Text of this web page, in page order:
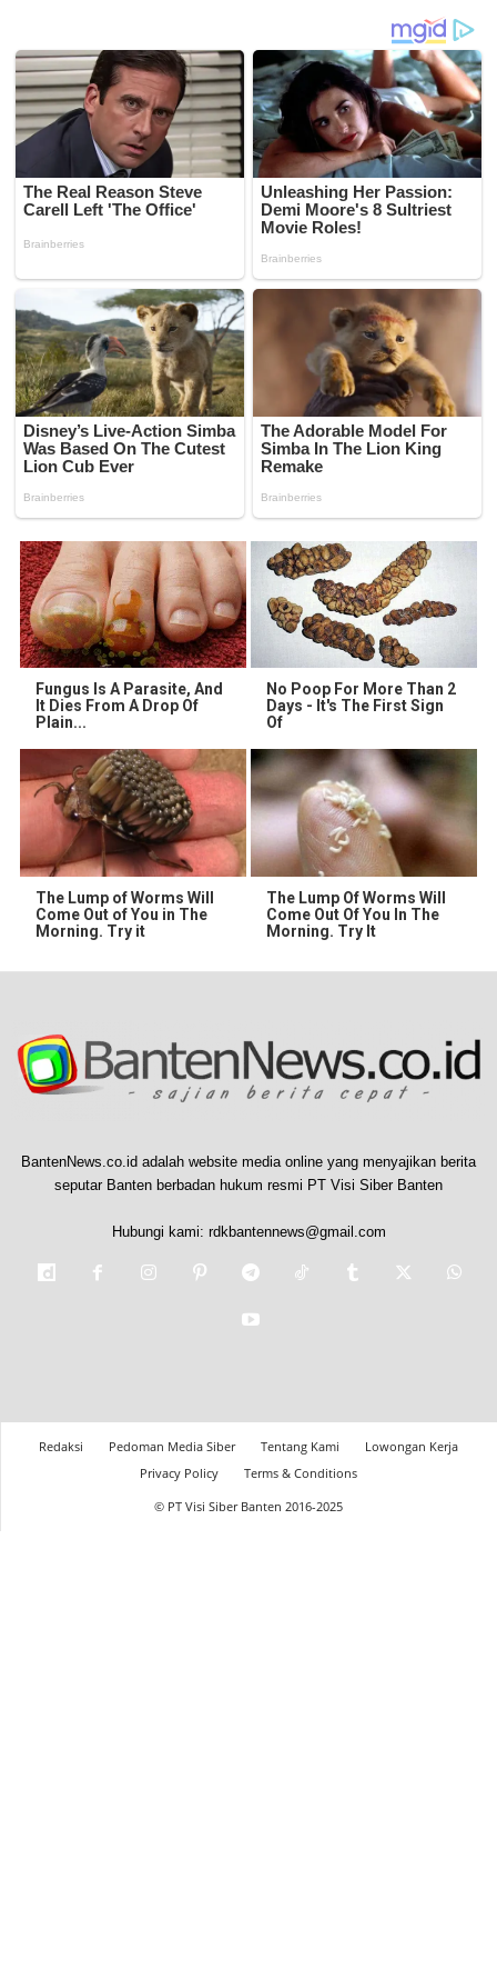
Fungus Is A Parasite, And
It Dies From A Drop Of
Plain...
No Poop For More Than 2
Days - It's The First Sign
Of
The Lump of Worms Will
Come Out of You in The
Morning. Try it
The Lump Of Worms Will
Come Out Of You In The
Morning. Try It
BantenNews.co.id adalah website media online yang menyajikan berita
seputar Banten berbadan hukum resmi PT Visi Siber Banten
Hubungi kami: rdkbantennews@gmail.com
Redaksi Pedoman Media Siber Tentang Kami
Lowongan Kerja
Privacy Policy
Terms & Conditions
© PT Visi Siber Banten 2016-2025